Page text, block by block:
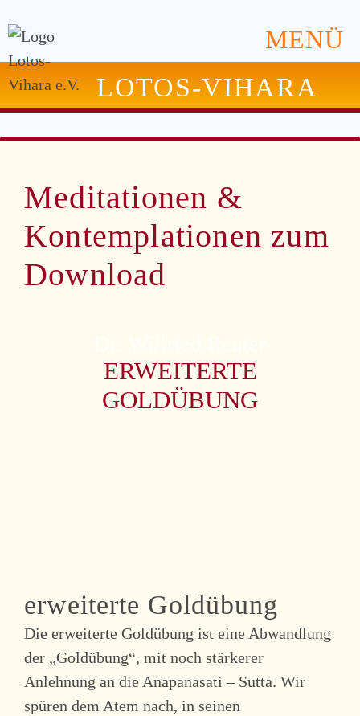
MENÜ
LOTOS-VIHARA
Meditationen &
Kontemplationen zum
Download
ERWEITERTE
GOLDÜBUNG
erweiterte Goldübung
Die erweiterte Goldübung ist eine Abwandlung
der „Goldübung“, mit noch stärkerer
Anlehnung an die Anapanasati – Sutta. Wir
spüren dem Atem nach, in seinen